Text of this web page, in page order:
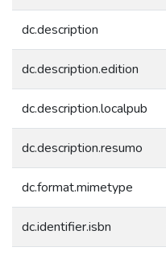
dc.description
dc.description.edition
dc.description.localpub
dc.description.resumo
dc.format.mimetype
dc.identifier.isbn